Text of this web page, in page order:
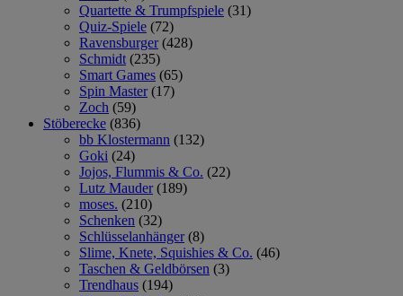
Quartette & Trumpfspiele (31)
Quiz-Spiele (72)
Ravensburger (428)
Schmidt (235)
Smart Games (65)
Spin Master (17)
Zoch (59)
Stöberecke (836)
bb Klostermann (132)
Goki (24)
Jojos, Flummis & Co. (22)
Lutz Mauder (189)
moses. (210)
Schenken (32)
Schlüsselanhänger (8)
Slime, Knete, Squishies & Co. (46)
Taschen & Geldbörsen (3)
Trendhaus (194)